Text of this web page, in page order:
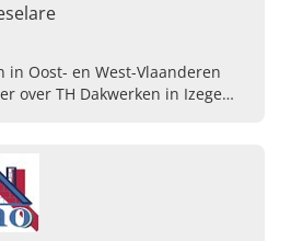
in Oost- en West-Vlaanderen
over TH Dakwerken in Izegem!